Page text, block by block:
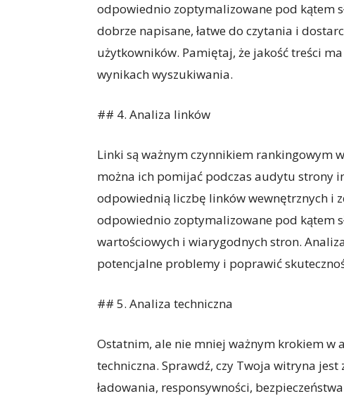
odpowiednio zoptymalizowane pod kątem
dobrze napisane, łatwe do czytania i
użytkowników. Pamiętaj, że jakość treści
wynikach wyszukiwania.
## 4. Analiza linków
Linki są ważnym czynnikiem rankingowym
można ich pomijać podczas audytu strony
odpowiednią liczbę linków wewnętrznych i
odpowiednio zoptymalizowane pod kątem
wartościowych i wiarygodnych stron.
potencjalne problemy i poprawić
## 5. Analiza techniczna
Ostatnim, ale nie mniej ważnym krokiem w
techniczna. Sprawdź, czy Twoja witryna
ładowania, responsywności,